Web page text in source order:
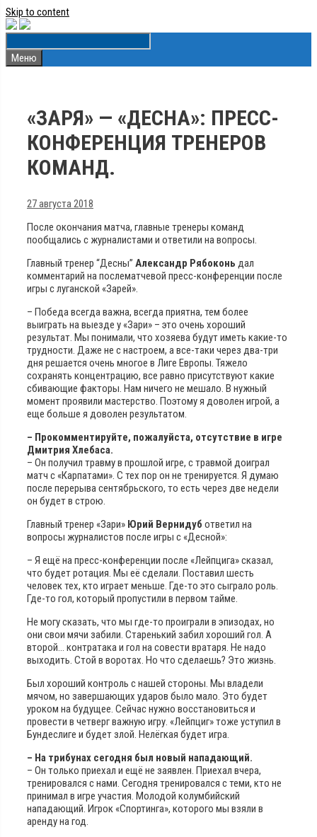
Skip to content
Меню
«ЗАРЯ» — «ДЕСНА»: ПРЕСС-
КОНФЕРЕНЦИЯ ТРЕНЕРОВ
КОМАНД.
27 августа 2018
После окончания матча, главные тренеры команд
пообщались с журналистами и ответили на вопросы.
Главный тренер “Десны” Александр Рябоконь дал
комментарий на послематчевой пресс-конференции после
игры с луганской «Зарей».
– Победа всегда важна, всегда приятна, тем более
выиграть на выезде у «Зари» – это очень хороший
результат. Мы понимали, что хозяева будут иметь какие-то
трудности. Даже не с настроем, а все-таки через два-три
дня решается очень многое в Лиге Европы. Тяжело
сохранять концентрацию, все равно присутствуют какие
сбивающие факторы. Нам ничего не мешало. В нужный
момент проявили мастерство. Поэтому я доволен игрой, а
еще больше я доволен результатом.
– Прокомментируйте, пожалуйста, отсутствие в игре
Дмитрия Хлебаса.
– Он получил травму в прошлой игре, с травмой доиграл
матч с «Карпатами». С тех пор он не тренируется. Я думаю
после перерыва сентябрьского, то есть через две недели
он будет в строю.
Главный тренер «Зари» Юрий Вернидуб ответил на
вопросы журналистов после игры с «Десной»:
– Я ещё на пресс-конференции после «Лейпцига» сказал,
что будет ротация. Мы её сделали. Поставил шесть
человек тех, кто играет меньше. Где-то это сыграло роль.
Где-то гол, который пропустили в первом тайме.
Не могу сказать, что мы где-то проиграли в эпизодах, но
они свои мячи забили. Старенький забил хороший гол. А
второй… контратака и гол на совести вратаря. Не надо
выходить. Стой в воротах. Но что сделаешь? Это жизнь.
Был хороший контроль с нашей стороны. Мы владели
мячом, но завершающих ударов было мало. Это будет
уроком на будущее. Сейчас нужно восстановиться и
провести в четверг важную игру. «Лейпциг» тоже уступил в
Бундеслиге и будет злой. Нелёгкая будет игра.
– На трибунах сегодня был новый нападающий.
– Он только приехал и ещё не заявлен. Приехал вчера,
тренировался с нами. Сегодня тренировался с теми, кто не
принимал в игре участия. Молодой колумбийский
нападающий. Игрок «Спортинга», которого мы взяли в
аренду на год.